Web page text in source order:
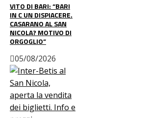
VITO DI BARI: “BARI
IN C UN DISPIACERE.
CASARANO AL SAN
NICOLA? MOTIVO DI
ORGOGLIO”
05/08/2026